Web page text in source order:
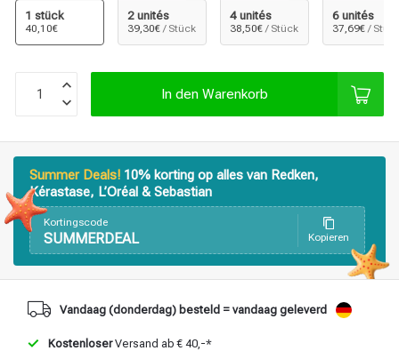
Stylingprodukte Haarfärbung
1 stück
40,10€
2 unités
39,30€ / Stück
4 unités
38,50€ / Stück
6 unités
37,69€ /
In den Warenkorb
Summer Deals! 10% korting op alles van Redken,
Kérastase, L’Oréal & Sebastian
Kortingscode
SUMMERDEAL Kopieren
Vandaag (donderdag) besteld = vandaag geleverd
KostenloserVersand ab € 40,-*